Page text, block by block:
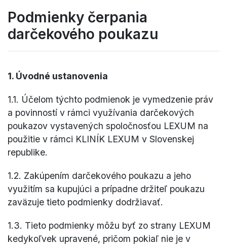
Podmienky čerpania
darčekového poukazu
1. Úvodné ustanovenia
1.1. Účelom týchto podmienok je vymedzenie práv
a povinností v rámci využívania darčekových
poukazov vystavených spoločnosťou LEXUM na
použitie v rámci KLINÍK LEXUM v Slovenskej
republike.
1.2. Zakúpením darčekového poukazu a jeho
využitím sa kupujúci a prípadne držiteľ poukazu
zaväzuje tieto podmienky dodržiavať.
1.3. Tieto podmienky môžu byť zo strany LEXUM
kedykoľvek upravené, pričom pokiaľ nie je v